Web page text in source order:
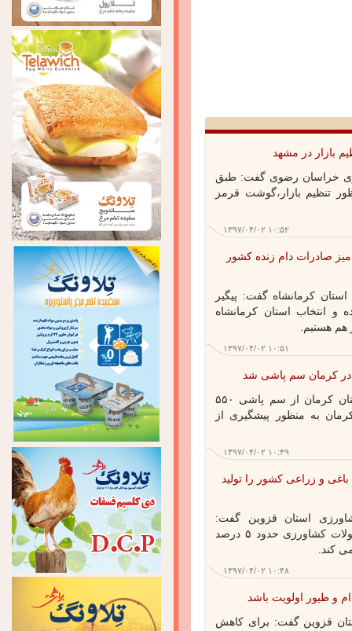
در مشهد
خراسان رضوی گفت: طبق
تنظیم بازار،گوشت قرمز
۱۳۹۷/۰۴/۰۲ ۱۰:۵۲
صادرات دام زنده کشور
کرمانشاه گفت: پیگیر
استان کرمانشاه
هستیم.
۱۳۹۷/۰۴/۰۲ ۱۰:۵۱
کرمان - مدیر کل دامپزشکی استان کرمان از سم پاشی ۵۵۰
به منظور پیشگیری از
۱۳۹۷/۰۴/۰۲ ۱۰:۴۹
باغی و زراعی کشور را تولید
استان قزوین گفت:
قزوین با تولید ۴ میلیون تن محصولات کشاورزی حدود ۵ درصد
کند.
۱۳۹۷/۰۴/۰۲ ۱۰:۴۸
طیور اولویت باشد
قزوین گفت: برای کاهش